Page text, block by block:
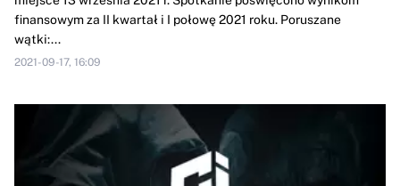
finansowym za II kwartał i I połowę 2021 roku. Poruszane
wątki:...
2021-09-17, 16:09